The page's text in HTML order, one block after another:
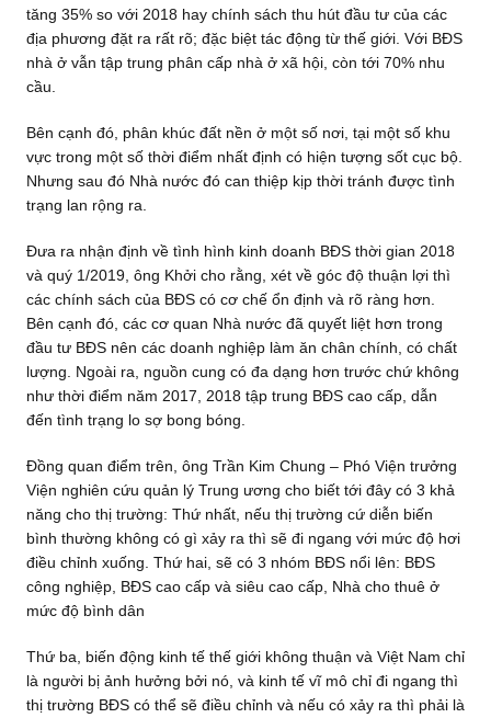
tăng 35% so với 2018 hay chính sách thu hút đầu tư của các
địa phương đặt ra rất rõ; đặc biệt tác động từ thế giới. Với BĐS
nhà ở vẫn tập trung phân cấp nhà ở xã hội, còn tới 70% nhu
cầu.
Bên cạnh đó, phân khúc đất nền ở một số nơi, tại một số khu
vực trong một số thời điểm nhất định có hiện tượng sốt cục bộ.
Nhưng sau đó Nhà nước đó can thiệp kịp thời tránh được tình
trạng lan rộng ra.
Đưa ra nhận định về tình hình kinh doanh BĐS thời gian 2018
và quý 1/2019, ông Khởi cho rằng, xét về góc độ thuận lợi thì
các chính sách của BĐS có cơ chế ổn định và rõ ràng hơn.
Bên cạnh đó, các cơ quan Nhà nước đã quyết liệt hơn trong
đầu tư BĐS nên các doanh nghiệp làm ăn chân chính, có chất
lượng. Ngoài ra, nguồn cung có đa dạng hơn trước chứ không
như thời điểm năm 2017, 2018 tập trung BĐS cao cấp, dẫn
đến tình trạng lo sợ bong bóng.
Đồng quan điểm trên, ông Trần Kim Chung – Phó Viện trưởng
Viện nghiên cứu quản lý Trung ương cho biết tới đây có 3 khả
năng cho thị trường: Thứ nhất, nếu thị trường cứ diễn biến
bình thường không có gì xảy ra thì sẽ đi ngang với mức độ hơi
điều chỉnh xuống. Thứ hai, sẽ có 3 nhóm BĐS nổi lên: BĐS
công nghiệp, BĐS cao cấp và siêu cao cấp, Nhà cho thuê ở
mức độ bình dân
Thứ ba, biến động kinh tế thế giới không thuận và Việt Nam chỉ
là người bị ảnh hưởng bởi nó, và kinh tế vĩ mô chỉ đi ngang thì
thị trường BĐS có thể sẽ điều chỉnh và nếu có xảy ra thì phải là